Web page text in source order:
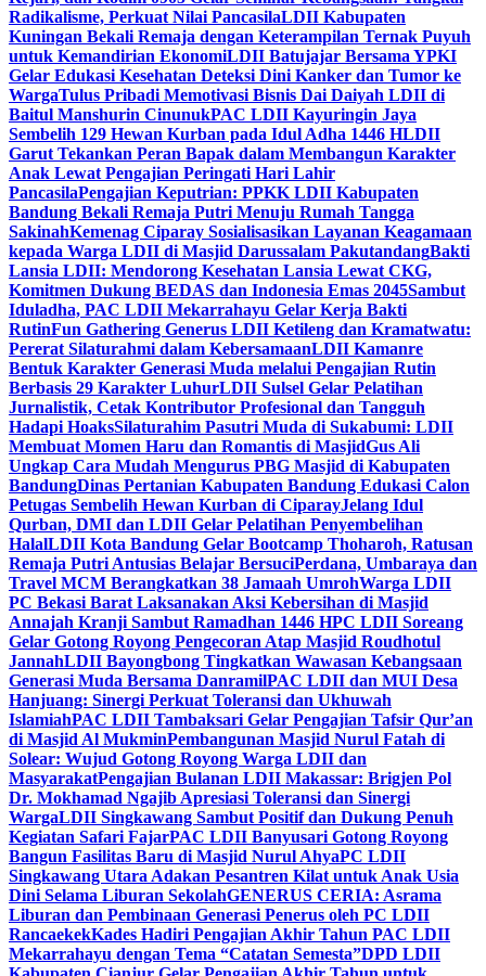
Radikalisme, Perkuat Nilai PancasilaLDII Kabupaten
Kuningan Bekali Remaja dengan Keterampilan Ternak Puyuh
untuk Kemandirian EkonomiLDII Batujajar Bersama YPKI
Gelar Edukasi Kesehatan Deteksi Dini Kanker dan Tumor ke
WargaTulus Pribadi Memotivasi Bisnis Dai Daiyah LDII di
Baitul Manshurin CinunukPAC LDII Kayuringin Jaya
Sembelih 129 Hewan Kurban pada Idul Adha 1446 HLDII
Garut Tekankan Peran Bapak dalam Membangun Karakter
Anak Lewat Pengajian Peringati Hari Lahir
PancasilaPengajian Keputrian: PPKK LDII Kabupaten
Bandung Bekali Remaja Putri Menuju Rumah Tangga
SakinahKemenag Ciparay Sosialisasikan Layanan Keagamaan
kepada Warga LDII di Masjid Darussalam PakutandangBakti
Lansia LDII: Mendorong Kesehatan Lansia Lewat CKG,
Komitmen Dukung BEDAS dan Indonesia Emas 2045Sambut
Iduladha, PAC LDII Mekarrahayu Gelar Kerja Bakti
RutinFun Gathering Generus LDII Ketileng dan Kramatwatu:
Pererat Silaturahmi dalam KebersamaanLDII Kamanre
Bentuk Karakter Generasi Muda melalui Pengajian Rutin
Berbasis 29 Karakter LuhurLDII Sulsel Gelar Pelatihan
Jurnalistik, Cetak Kontributor Profesional dan Tangguh
Hadapi HoaksSilaturahim Pasutri Muda di Sukabumi: LDII
Membuat Momen Haru dan Romantis di MasjidGus Ali
Ungkap Cara Mudah Mengurus PBG Masjid di Kabupaten
BandungDinas Pertanian Kabupaten Bandung Edukasi Calon
Petugas Sembelih Hewan Kurban di CiparayJelang Idul
Qurban, DMI dan LDII Gelar Pelatihan Penyembelihan
HalalLDII Kota Bandung Gelar Bootcamp Thoharoh, Ratusan
Remaja Putri Antusias Belajar BersuciPerdana, Umbaraya dan
Travel MCM Berangkatkan 38 Jamaah UmrohWarga LDII
PC Bekasi Barat Laksanakan Aksi Kebersihan di Masjid
Annajah Kranji Sambut Ramadhan 1446 HPC LDII Soreang
Gelar Gotong Royong Pengecoran Atap Masjid Roudhotul
JannahLDII Bayongbong Tingkatkan Wawasan Kebangsaan
Generasi Muda Bersama DanramilPAC LDII dan MUI Desa
Hanjuang: Sinergi Perkuat Toleransi dan Ukhuwah
IslamiahPAC LDII Tambaksari Gelar Pengajian Tafsir Qur’an
di Masjid Al MukminPembangunan Masjid Nurul Fatah di
Solear: Wujud Gotong Royong Warga LDII dan
MasyarakatPengajian Bulanan LDII Makassar: Brigjen Pol
Dr. Mokhamad Ngajib Apresiasi Toleransi dan Sinergi
WargaLDII Singkawang Sambut Positif dan Dukung Penuh
Kegiatan Safari FajarPAC LDII Banyusari Gotong Royong
Bangun Fasilitas Baru di Masjid Nurul AhyaPC LDII
Singkawang Utara Adakan Pesantren Kilat untuk Anak Usia
Dini Selama Liburan SekolahGENERUS CERIA: Asrama
Liburan dan Pembinaan Generasi Penerus oleh PC LDII
RancaekekKades Hadiri Pengajian Akhir Tahun PAC LDII
Mekarrahayu dengan Tema “Catatan Semesta”DPD LDII